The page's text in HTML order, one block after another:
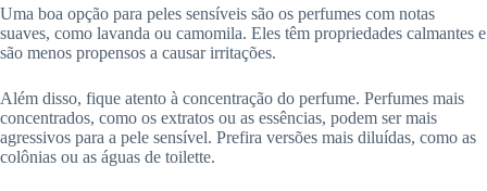
Uma boa opção para peles sensíveis são os perfumes com notas
suaves, como lavanda ou camomila. Eles têm propriedades calmantes e
são menos propensos a causar irritações.
Além disso, fique atento à concentração do perfume. Perfumes mais
concentrados, como os extratos ou as essências, podem ser mais
agressivos para a pele sensível. Prefira versões mais diluídas, como as
colônias ou as águas de toilette.